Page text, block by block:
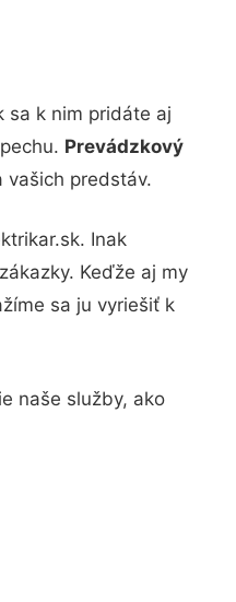
sa k nim pridáte aj
Prevádzkový
predstáv.
Inak
Keďže aj my
sa ju vyriešiť k
naše služby, ako